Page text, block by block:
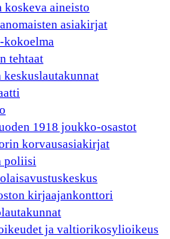
koskeva aineisto
asiakirjat
kokoelma
tehtaat
1918 joukko-osastot
korvausasiakirjat
poliisi
kirjaajankonttori
ja valtiorikosylioikeus